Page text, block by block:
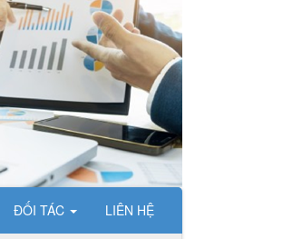
ĐỐI TÁC LIÊN HỆ